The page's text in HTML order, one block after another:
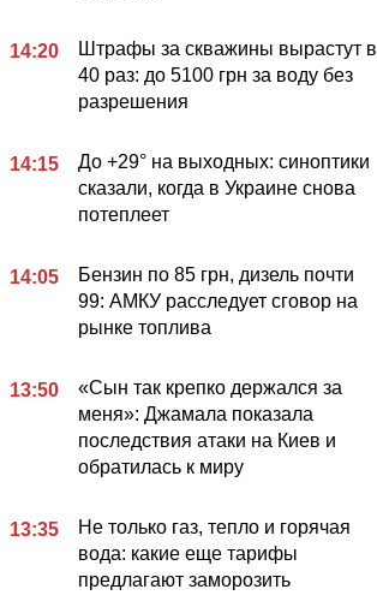
14:20
Штрафы за скважины вырастут в
40 раз: до 5100 грн за воду без
разрешения
14:15
До +29° на выходных: синоптики
сказали, когда в Украине снова
потеплеет
14:05
Бензин по 85 грн, дизель почти
99: АМКУ расследует сговор на
рынке топлива
13:50
«Сын так крепко держался за
меня»: Джамала показала
последствия атаки на Киев и
обратилась к миру
13:35
Не только газ, тепло и горячая
вода: какие еще тарифы
предлагают заморозить